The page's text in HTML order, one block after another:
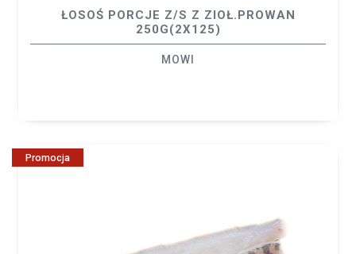
ŁOSOŚ PORCJE Z/S Z ZIOŁ.PROWAN
250G(2X125)
MOWI
Promocja